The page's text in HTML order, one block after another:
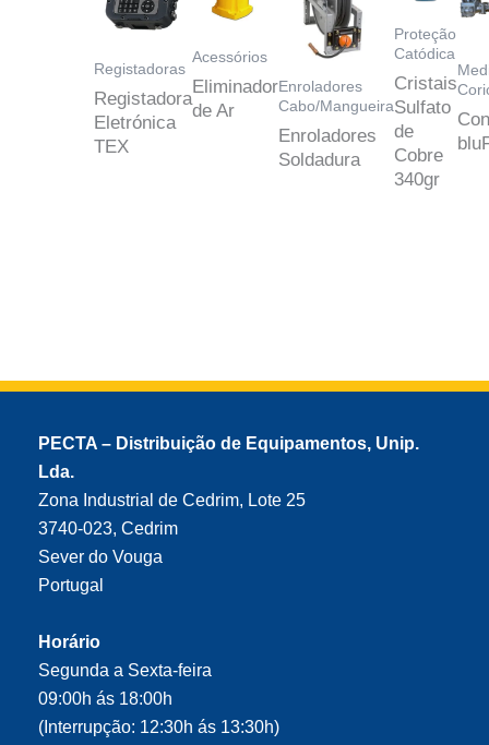
Registadoras
Registadora
Eletrónica
TEX
Acessórios
Eliminador
de Ar
Enroladores
Cabo/Mangueira
Enroladores
Soldadura
Proteção
Catódica
Cristais
Sulfato
de
Cobre
340gr
PECTA – Distribuição de Equipamentos, Unip.
Lda.
Zona Industrial de Cedrim, Lote 25
3740-023, Cedrim
Sever do Vouga
Portugal
Horário
Segunda a Sexta-feira
09:00h ás 18:00h
(Interrupção: 12:30h ás 13:30h)